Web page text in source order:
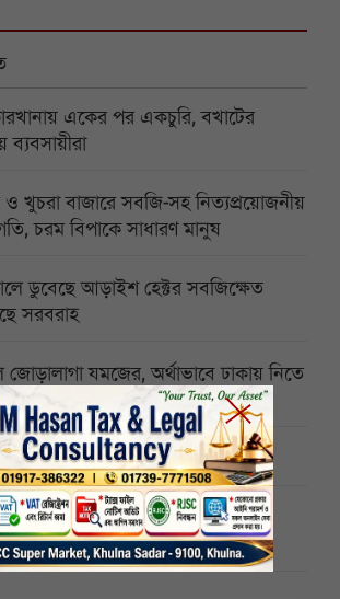
একের পর একচুরি, বখাটের
ব্যবসায়ীরা
ও খুচরা বাজারে সবজি-সহ নিত্যপ্রয়োজনীয়
চরম বিপাকে সাধারণ মানুষ
ডুবেছে আড়াইশ হেক্টর সবজিক্ষেত
সরবরাহ
যমজের, অর্থাভাবে ঢাকায় নিতে
বাবা
তিনজনের গলিত মরদেহ উদ্ধার
পাইকগাছা ক্যাম্পাস বিজ্ঞানী পিসি
দাবি